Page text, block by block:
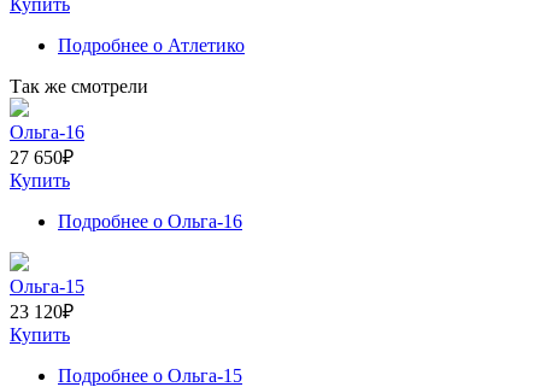
Подробнее о Атлетико
Так же смотрели
Ольга-16
27 650₽
Купить
Подробнее о Ольга-16
Ольга-15
23 120₽
Купить
Подробнее о Ольга-15